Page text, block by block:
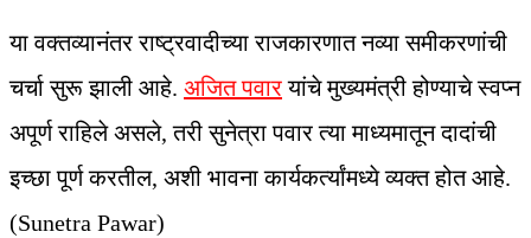
या वक्तव्यानंतर राष्ट्रवादीच्या राजकारणात नव्या समीकरणांची
चर्चा सुरू झाली आहे. अजित पवारयांचे मुख्यमंत्री होण्याचे स्वप्न
अपूर्ण राहिले असले, तरी सुनेत्रा पवार त्या माध्यमातून दादांची
इच्छा पूर्ण करतील, अशी भावना कार्यकर्त्यांमध्ये व्यक्त होत आहे.
(Sunetra Pawar)